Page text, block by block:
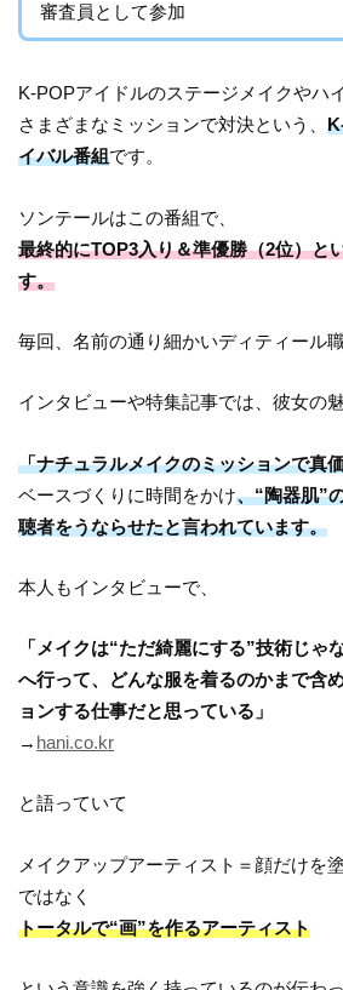
審査員として参加
K-POPアイドルのステージメイクやハ
さまざまなミッションで対決という、
イバル番組です。
ソンテールはこの番組で、
最終的にTOP3入り＆準優勝（2位）と
す。
毎回、名前の通り細かいディティール
インタビューや特集記事では、彼女の
「ナチュラルメイクのミッションで真
ベースづくりに時間をかけ、“陶器肌”
聴者をうならせたと言われています。
本人もインタビューで、
「メイクは“ただ綺麗にする”技術じゃ
へ行って、どんな服を着るのかまで含
ョンする仕事だと思っている」
→ hani.co.kr
と語っていて
メイクアップアーティスト＝顔だけを
ではなく
トータルで“画”を作るアーティスト